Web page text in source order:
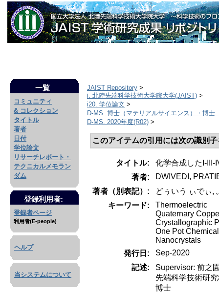
一覧
コミュニティ
& コレクション
タイトル
著者
日付
学位論文
リサーチレポート・
テクニカルメモラン
ダム
登録利用者:
登録者ページ
利用者(E-people)
ヘルプ
当システムについて
JAIST Repository >
i. 北陸先端科学技術大学院大学(JAIST) >
i20. 学位論文 >
D-MS. 博士（マテリアルサイエンス）・博士
D-MS. 2020年度(R02) >
このアイテムの引用には次の識別
タイトル:
化学合成したI-III-
著者:
DWIVEDI,
著者（別表記）:
どぅいう ぃでぃ,
キーワード:
Thermoelectric
Quaternary
Crystallographic
One Pot
Nanocrystals
発行日:
Sep-2020
記述:
Supervisor: 前之
先端科学技術研
博士